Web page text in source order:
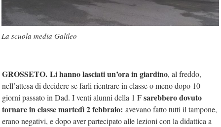
La scuola media Galileo
GROSSETO. Li hanno lasciati un’ora in giardino, al freddo,
nell’attesa di decidere se farli rientrare in classe o meno dopo 10
giorni passato in Dad. I venti alunni della 1 Fsarebbero dovuto
tornare in classe martedì 2 febbraio: avevano fatto tutti il tampone,
erano negativi, e dopo aver partecipato alle lezioni con la didattica a